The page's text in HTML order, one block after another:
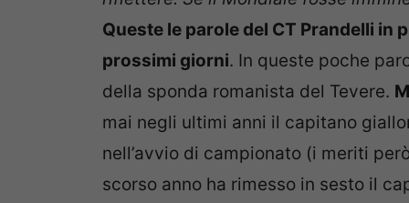
Queste le parole del CT Prandelli in
prossimi giorni. In queste poche
della sponda romanista del Tevere.
mai negli ultimi anni il capitano
nell’avvio di campionato (i meriti
scorso anno ha rimesso in sesto il